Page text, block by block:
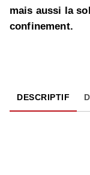
mais aussi la
confinement.
DESCRIPTIF